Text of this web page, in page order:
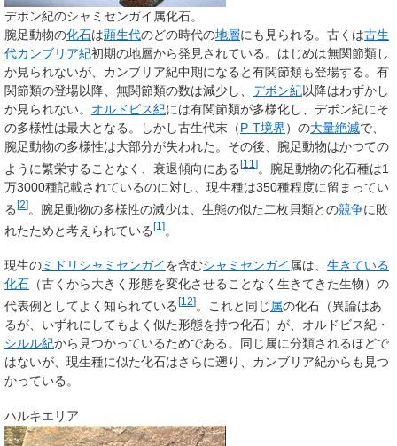
デボン紀のシャミセンガイ属化石。
腕足動物の化石は顕生代のどの時代の地層にも見られる。古くは古生
代カンブリア紀初期の地層から発見されている。はじめは無関節類し
か見られないが、カンブリア紀中期になると有関節類も登場する。有
関節類の登場以降、無関節類の数は減少し、 デボン紀以降はわずかし
か見られない。 オルドビス紀には有関節類が多様化し、デボン紀にそ
の多様性は最大となる。しかし古生代末（P-T境界）の大量絶滅で、
腕足動物の多様性は大部分が失われた。その後、腕足動物はかつての
ように繁栄することなく、衰退傾向にある[11 ]。腕足動物の化石種は1
万3000種記載されているのに対し、現生種は350種程度に留まってい
る[2]。腕足動物の多様性の減少は、生態の似た二枚貝類との競争に敗
れたためと考えられている [1 ] 。
現生のミドリシャミセンガイを含むシャミセンガイ 属は、 生きている
化石 （古くから大きく形態を変化させることなく生きてきた生物）の
代表例としてよく知られている [12] 。これと同じ 属の化石（異論はあ
るが、いずれにしてもよく似た形態を持つ化石）が、オルドビス紀・
シルル紀から見つかっているためである。同じ属に分類されるほどで
はないが、現生種に似た化石はさらに遡り、カンブリア紀からも見つ
かっている。
ハルキエリア